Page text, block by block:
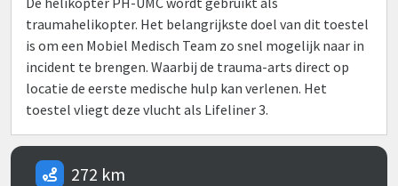
traumahelikopter. Het belangrijkste doel van dit toestel
is om een Mobiel Medisch Team zo snel mogelijk naar in
incident te brengen. Waarbij de trauma-arts direct op
locatie de eerste medische hulp kan verlenen. Het
toestel vliegt deze vlucht als Lifeliner 3.
272 km